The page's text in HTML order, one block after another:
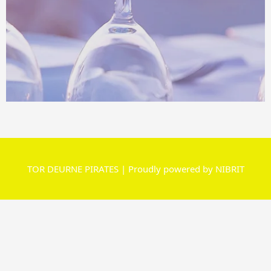
TOR DEURNE PIRATES | Proudly powered by NIBRIT